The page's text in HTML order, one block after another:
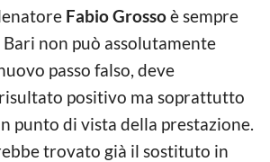
Fabio Grossoè sempre
Bari non può assolutamente
passo falso, deve
positivo ma soprattutto
punto di vista della prestazione.
trovato già il sostituto in